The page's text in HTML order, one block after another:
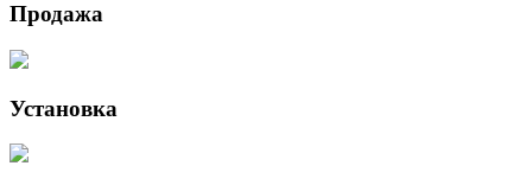
Продажа
Установка